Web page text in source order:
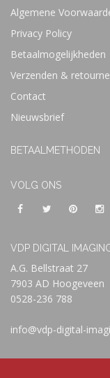
Algemene
Privacy Policy
Betaalmogelijkheden
Verzenden &
Contact
Nieuwsbrief
BETAALMETHODEN
VOLG ONS
VDP DIGITAL
A.G. Bellstraat 27
7903 AD Hoogeveen
0528-236 788
info@vdp-digital-